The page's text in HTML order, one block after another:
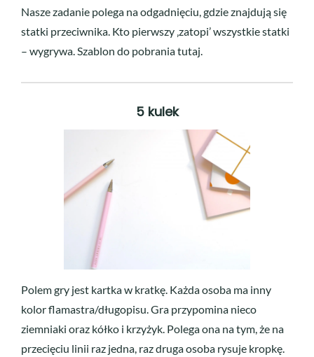
Nasze zadanie polega na odgadnięciu, gdzie znajdują się
statki przeciwnika. Kto pierwszy ‚zatopi’ wszystkie statki
– wygrywa. Szablon do pobrania tutaj.
5 kulek
Polem gry jest kartka w kratkę. Każda osoba ma inny
kolor flamastra/długopisu. Gra przypomina nieco
ziemniaki oraz kółko i krzyżyk. Polega ona na tym, że na
przecięciu linii raz jedna, raz druga osoba rysuje kropkę.